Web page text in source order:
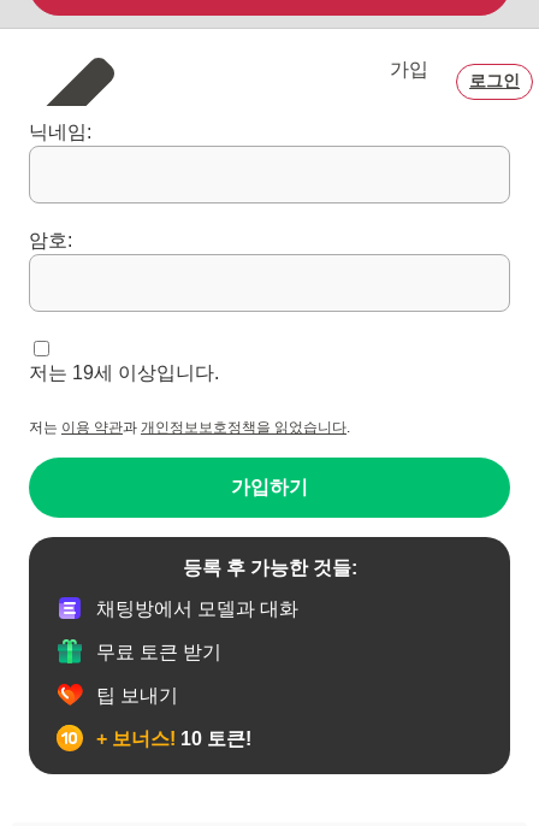
가입
로그인
닉네임:
암호:
저는 19세 이상입니다.
저는 이용 약관과 개인정보보호정책을 읽었습니다.
가입하기
등록 후 가능한 것들:
채팅방에서 모델과 대화
무료 토큰 받기
팁 보내기
+ 보너스! 10 토큰!